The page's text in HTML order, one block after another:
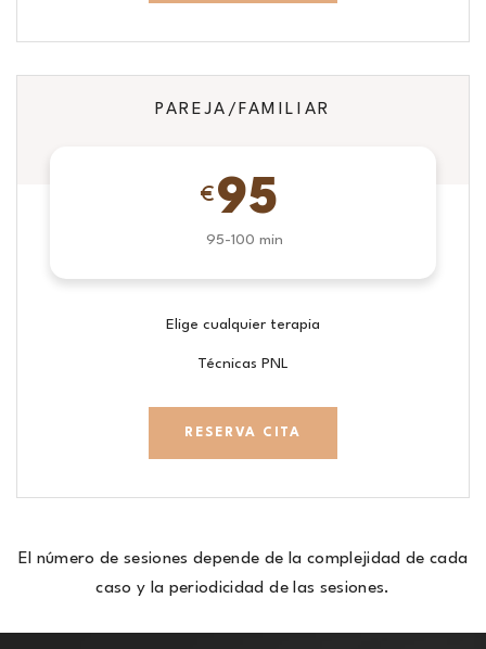
PAREJA/FAMILIAR
€ 95
95-100 min
Elige cualquier terapia
Técnicas PNL
RESERVA CITA
El número de sesiones depende de la complejidad de cada
caso y la periodicidad de las sesiones.